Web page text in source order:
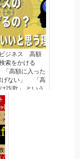
ビジネス 高額
索をかける
高額に入った
げない」 「高
詐欺」 という
さか出てきま
す。